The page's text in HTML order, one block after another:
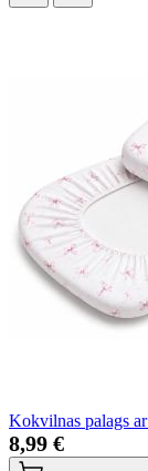
Kokvilnas palags
8,99 €